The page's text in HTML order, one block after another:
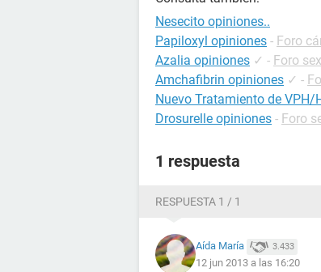
Nesecito opiniones..
Papiloxyl opiniones - Foro
Azalia opiniones ✓ - Foro
Amchafibrin opiniones ✓ -
Nuevo Tratamiento de VPH/
Drosurelle opiniones - Foro
1 respuesta
RESPUESTA 1 / 1
Aída María 3.433
12 jun 2013 a las 16:20